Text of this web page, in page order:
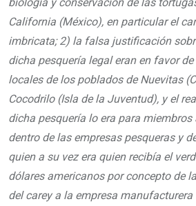
California (México), en particular el
imbricata; 2) la falsa justificación
dicha pesquería legal eran en favor
locales de los poblados de Nuevitas
Cocodrilo (Isla de la Juventud), y el
dicha pesquería lo era para
dentro de las empresas pesqueras y
quien a su vez era quien recibía el
dólares americanos por concepto de
del carey a la empresa